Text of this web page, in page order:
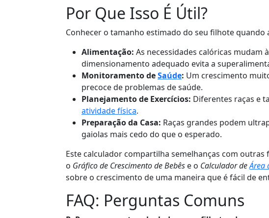
Por Que Isso É Útil?
Conhecer o tamanho estimado do seu filhote
Alimentação: As necessidades calóricas mudam
dimensionamento adequado evita a
Monitoramento deSaúde: Um crescimento
precoce de problemas de saúde.
Planejamento de Exercícios: Diferentes raças e
atividade física.
Preparação da Casa: Raças grandes podem
gaiolas mais cedo do que o esperado.
Este calculador compartilha semelhanças com
o Gráfico de Crescimento de Bebês e o Calculador deÁrea
sobre o crescimento de uma maneira que é fácil de
FAQ: Perguntas Comuns